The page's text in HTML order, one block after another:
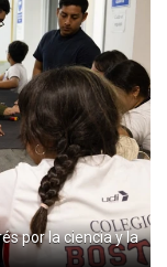
por la ciencia y la